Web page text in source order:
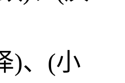
)、(小